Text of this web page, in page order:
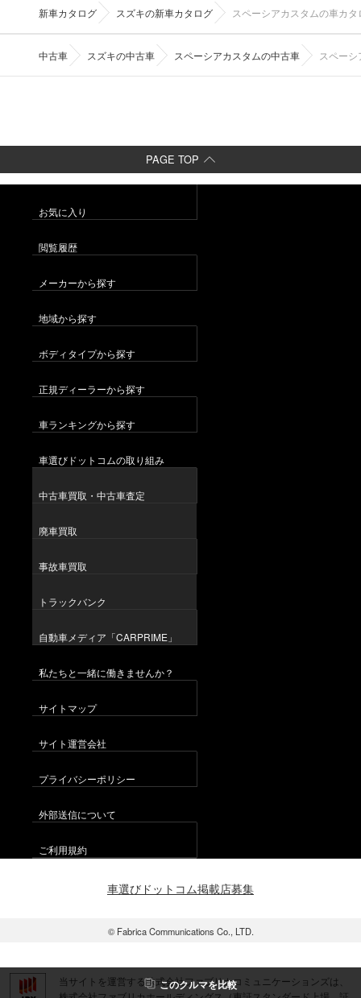
このクルマを比較
新車カタログ スズキの新車カタログ スペーシアカスタムの車カタ
中古車 スズキの中古車 スペーシアカスタムの中古車 スペー
PAGE TOP
お気に入り
閲覧履歴
メーカーから探す
地域から探す
ボディタイプから探す
正規ディーラーから探す
車ランキングから探す
車選びドットコムの取り組み
中古車買取・中古車査定
廃車買取
事故車買取
トラックバンク
自動車メディア「CARPRIME」
私たちと一緒に働きませんか？
サイトマップ
サイト運営会社
プライバシーポリシー
外部送信について
ご利用規約
車選びドットコム掲載店募集
© Fabrica Communications Co., LTD.
当サイトを運営する株式会社ファブリカコミュニケーションズは、